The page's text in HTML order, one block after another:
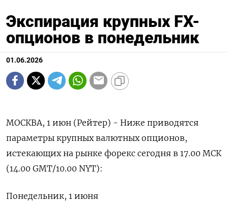
Экспирация крупных FX-
опционов в понедельник
01.06.2026
МОСКВА, 1 июн (Рейтер) - Ниже приводятся
параметры крупных валютных опционов,
‌истекающих на рынке форекс сегодня в 17.00 МСК
(14.00 ​GMT/10.00 ​NYT):
Понедельник, 1 ​июня